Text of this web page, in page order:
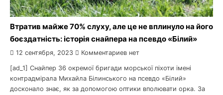
Втратив майже 70% слуху, але це не вплинуло на його
боєздатність: історія снайпера на псевдо «Білий»
12 сентября, 2023 Комментариев нет
[ad_1] Снайпер 36 окремої бригади морської піхоти імені
контрадмірала Михайла Білинського на псевдо «Білий»
досконало знає, як за допомогою оптики вполювати орка. За